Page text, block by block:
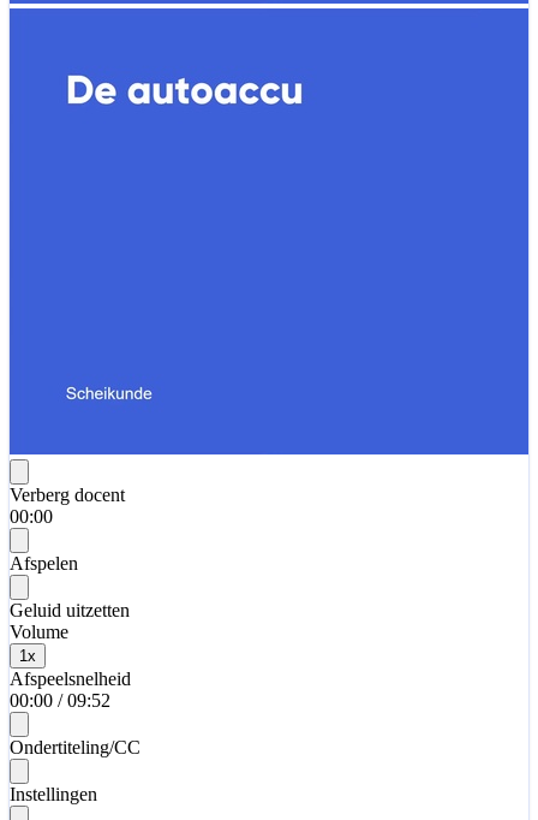
Verberg docent
00:00
Afspelen
Geluid uitzetten
Volume
1 x
Afspeelsnelheid
00:00 / 09:52
Ondertiteling/CC
Instellingen